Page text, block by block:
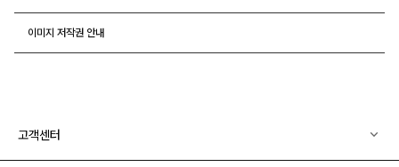
이미지 저작권 안내
고객센터